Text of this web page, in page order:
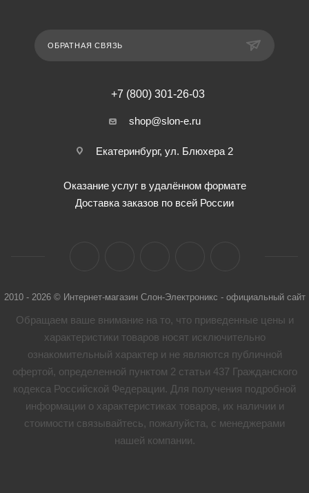
ОБРАТНАЯ СВЯЗЬ
+7 (800) 301-26-03
shop@slon-e.ru
Екатеринбург, ул. Блюхера 2
Оказание услуг в удалённом формате
Доставка заказов по всей России
2010 - 2026 © Интернет-магазин Слон-Электроникс - официальный сайт
Обращаем ваше внимание на то, что приведенные цены и
характеристики товaров носят исключительно
ознакомительный характер и не являются публичной
офертой, определенной пунктом 2 статьи 437 Гражданского
кодекса Российской Федерации. Для получения подробной
информации о характеристиках товaров, их наличии и
стоимости связывайтесь, пожалуйста, с менеджерами
нашей компании.